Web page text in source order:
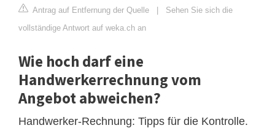
Antrag auf Entfernung der Quelle | Sehen Sie sich die
vollständige Antwort auf weka.ch an
Wie hoch darf eine
Handwerkerrechnung vom
Angebot abweichen?
Handwerker-Rechnung: Tipps für die Kontrolle.